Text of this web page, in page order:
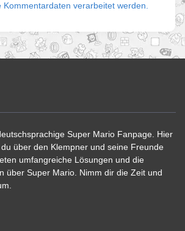
Kommentardaten verarbeitet werden.
Super Mario Fanpage. Hier
über den Klempner und seine Freunde
umfangreiche Lösungen und die
über Super Mario. Nimm dir die Zeit und